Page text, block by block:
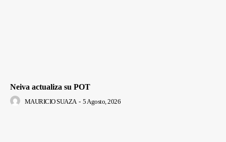
Neiva actualiza su POT
MAURICIO SUAZA - 5 Agosto, 2026